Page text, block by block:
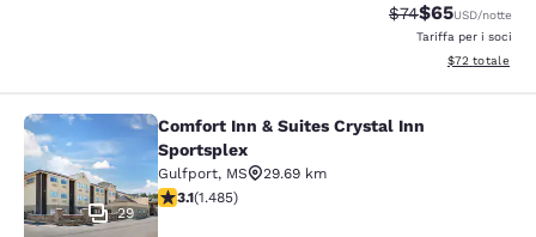
Tariffa di
$74Tariffa
$65USD/notte
Tariffa per i soci
Visualizza i
$72 totale
Comfort Inn & Suites Crystal Inn
29
Comfort Inn & Suites Crystal Inn
Sportsplex
Gulfport, MS
29.69 km
Valutazione di 3.15 stelle. Buono. 1485 recensioni
3.1(1.485)